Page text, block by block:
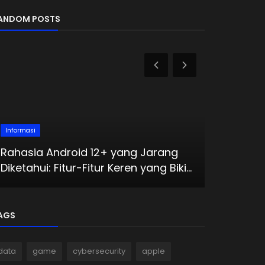
POSTS
Informasi
Rahasia Android 12+ yang Jarang
Diketahui: Fitur-Fitur Keren yang Biki...
game cybersecurity apple